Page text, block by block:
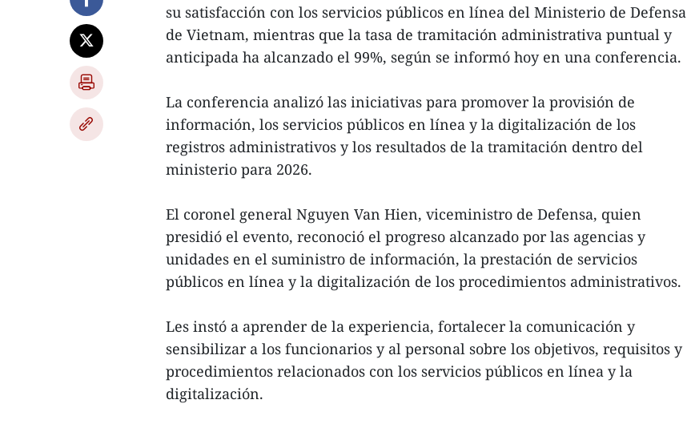
su satisfacción con los servicios públicos en línea del Ministerio de Defensa
de Vietnam, mientras que la tasa de tramitación administrativa puntual y
anticipada ha alcanzado el 99%, según se informó hoy en una conferencia.
La conferencia analizó las iniciativas para promover la provisión de
información, los servicios públicos en línea y la digitalización de los
registros administrativos y los resultados de la tramitación dentro del
ministerio para 2026.
El coronel general Nguyen Van Hien, viceministro de Defensa, quien
presidió el evento, reconoció el progreso alcanzado por las agencias y
unidades en el suministro de información, la prestación de servicios
públicos en línea y la digitalización de los procedimientos administrativos.
Les instó a aprender de la experiencia, fortalecer la comunicación y
sensibilizar a los funcionarios y al personal sobre los objetivos, requisitos y
procedimientos relacionados con los servicios públicos en línea y la
digitalización.